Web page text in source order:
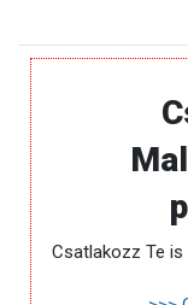
Csatlakozz Te is